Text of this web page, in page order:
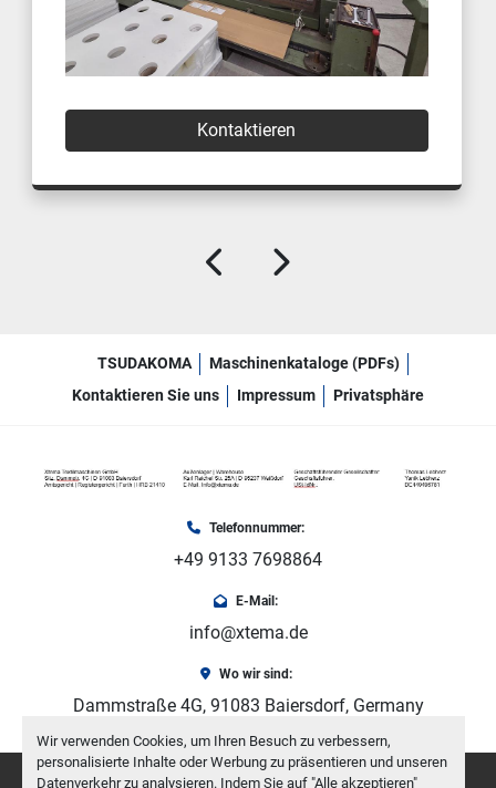
Wir verwenden Cookies, um Ihren Besuch zu verbessern,
personalisierte Inhalte oder Werbung zu präsentieren und unseren
Datenverkehr zu analysieren. Indem Sie auf "Alle akzeptieren"
Kontaktieren
TSUDAKOMA
Maschinenkataloge (PDFs)
Kontaktieren Sie uns
Impressum Privatsphäre
Telefonnummer:
+49 9133 7698864
E-Mail:
info@xtema.de
Wo wir sind:
Dammstraße 4G, 91083 Baiersdorf, Germany
facebook
youtubeinstagram